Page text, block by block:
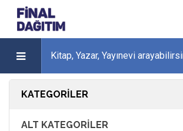
KATEGORILER
ALT KATEGORILER